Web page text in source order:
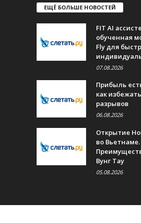
ЕЩЁ БОЛЬШЕ НОВОСТЕЙ
FIT AI
обученная
Fly для
07.08.2026
Прибыль
как
разрывов
06.08.2026
Открытие
во Вьетнаме.
Вунг Тау
05.08.2026